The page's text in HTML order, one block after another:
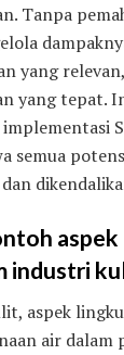
Tanpa
yang
yang tepat.
semua
industri
aspek
air dalam